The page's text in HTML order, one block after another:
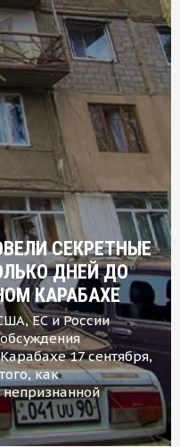
СЕКРЕТНЫЕ
ДНЕЙ ДО
КАРАБАХЕ
ЕС и России
17 сентября,
как